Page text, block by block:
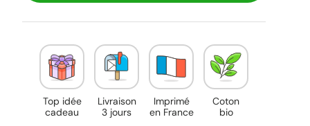
Top idée
cadeau
Livraison
3 jours
Imprimé
en France
Coton
bio